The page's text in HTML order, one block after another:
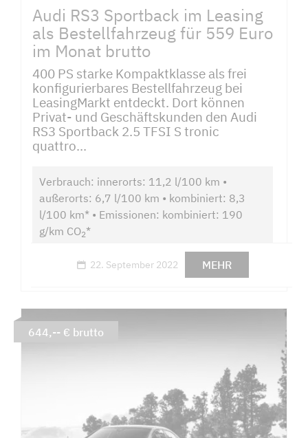
Audi RS3 Sportback im Leasing
als Bestellfahrzeug für 559 Euro
im Monat brutto
400 PS starke Kompaktklasse als frei
konfigurierbares Bestellfahrzeug bei
LeasingMarkt entdeckt. Dort können
Privat- und Geschäftskunden den Audi
RS3 Sportback 2.5 TFSI S tronic
quattro...
Verbrauch: innerorts: 11,2 l/100 km •
außerorts: 6,7 l/100 km • kombiniert: 8,3
l/100 km* • Emissionen: kombiniert: 190
g/km CO2*
22. September 2022 MEHR
644,-- € brutto